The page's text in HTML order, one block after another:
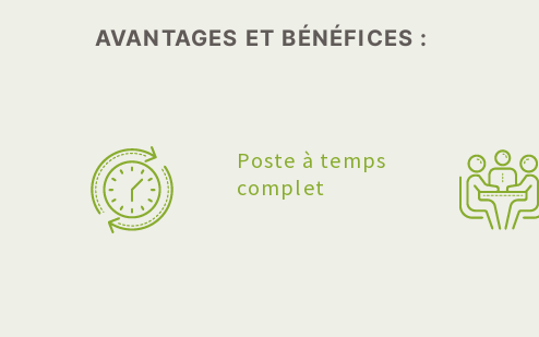
AVANTAGES ET BÉNÉFICES :
Poste à temps
complet